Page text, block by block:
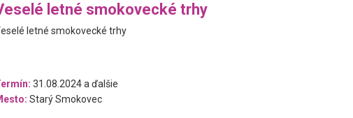
letné smokovecké trhy
letné smokovecké trhy
31.08.2024 a ďalšie
Starý Smokovec